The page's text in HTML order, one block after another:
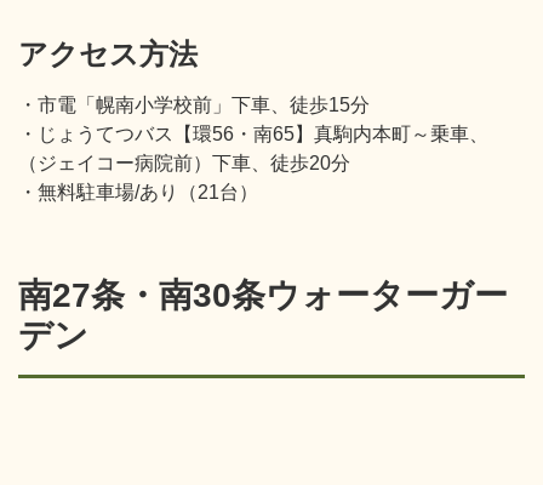
アクセス方法
・市電「幌南小学校前」下車、徒歩15分
・じょうてつバス【環56・南65】真駒内本町～乗車、
（ジェイコー病院前）下車、徒歩20分
・無料駐車場/あり（21台）
南27条・南30条ウォーターガー
デン